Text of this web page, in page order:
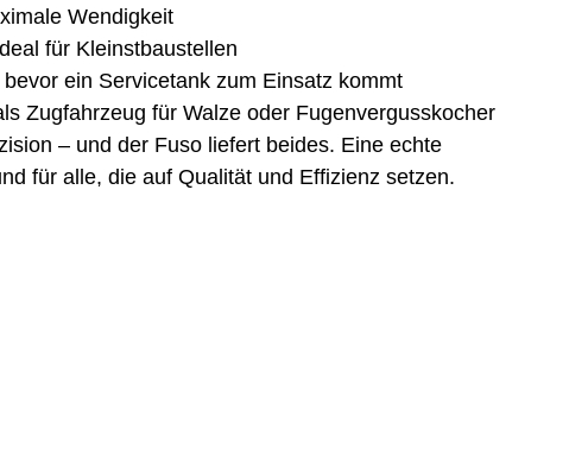
Wendigkeit
für Kleinstbaustellen
ein Servicetank zum Einsatz kommt
Zugfahrzeug für Walze oder Fugenvergusskocher
– und der Fuso liefert beides. Eine echte
für alle, die auf Qualität und Effizienz setzen.